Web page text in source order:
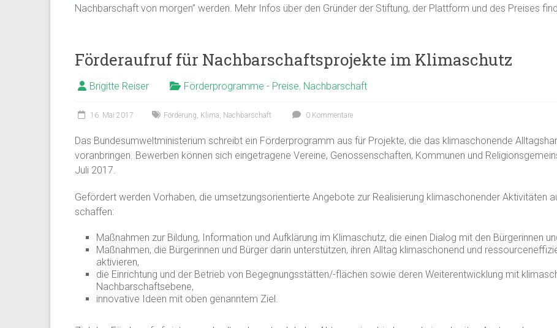
Nachbarschaft von morgen” werden. Mehr Infos über den Gründer der Stiftung, der Plattform und des Preises
Förderaufruf für Nachbarschaftsprojekte im Klimaschutz
Brigitte Reiser Förderprogramme - Preise, Nachbarschaft
16. Mai 2017 Förderung, Klima, Nachbarschaft 0 Kommentare
Das Bundesumweltministerium schreibt ein Förderprogramm aus für Projekte, die das klimaschonende
voranbringen. Bewerben können sich eingetragene Vereine, Genossenschaften, Kommunen und
Juli 2017.
Gefördert werden Vorhaben, die umsetzungsorientierte Angebote zur Realisierung klimaschonender Aktivitäten
schaffen:
Maßnahmen zur Bildung, Information und Aufklärung im Klimaschutz, die einen Dialog mit den Bürgerinnen
Maßnahmen, die Bürgerinnen und Bürger darin unterstützen, ihren Alltag klimaschonend und
aktivieren,
die Einrichtung und der Betrieb von Begegnungsstätten/-flächen sowie deren Weiterentwicklung mit
Nachbarschaftsebene,
innovative Ideen mit oben genanntem Ziel.